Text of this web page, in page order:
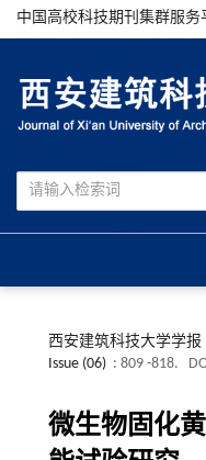
中国高校科技期刊集群服务
西安建筑科技大学学报
Issue (06) : 809 -818.
微生物固化